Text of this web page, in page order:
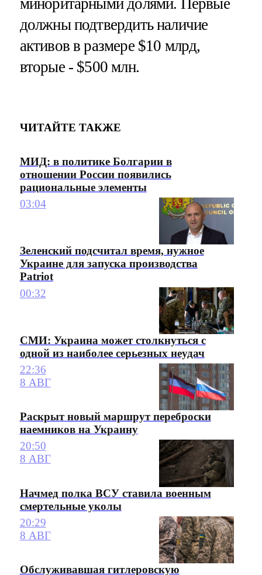
должны подтвердить наличие
активов в размере $10 млрд,
вторые - $500 млн.
ЧИТАЙТЕ ТАКЖЕ
МИД: в политике Болгарии в
отношении России появились
рациональные элементы
03:04
Зеленский подсчитал время, нужное
Украине для запуска производства
Patriot
00:32
СМИ: Украина может столкнуться с
одной из наиболее серьезных неудач
22:36
8 АВГ
Раскрыт новый маршрут переброски
наемников на Украину
20:50
8 АВГ
Начмед полка ВСУ ставила военным
смертельные уколы
20:29
8 АВГ
Обслуживавшая гитлеровскую